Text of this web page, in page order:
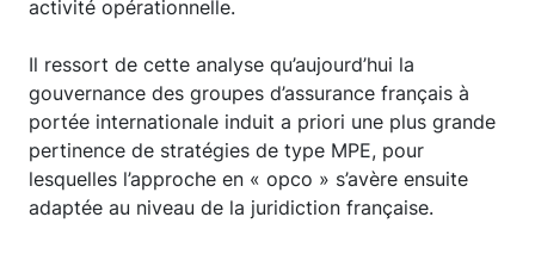
activité opérationnelle.
Il ressort de cette analyse qu’aujourd’hui la
gouvernance des groupes d’assurance français à
portée internationale induit a priori une plus grande
pertinence de stratégies de type MPE, pour
lesquelles l’approche en « opco » s’avère ensuite
adaptée au niveau de la juridiction française.